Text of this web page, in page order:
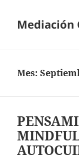
Mediación
Mes: